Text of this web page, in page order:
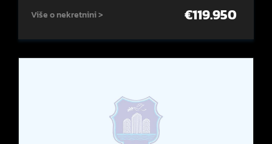
Više o nekretnini > €119.950